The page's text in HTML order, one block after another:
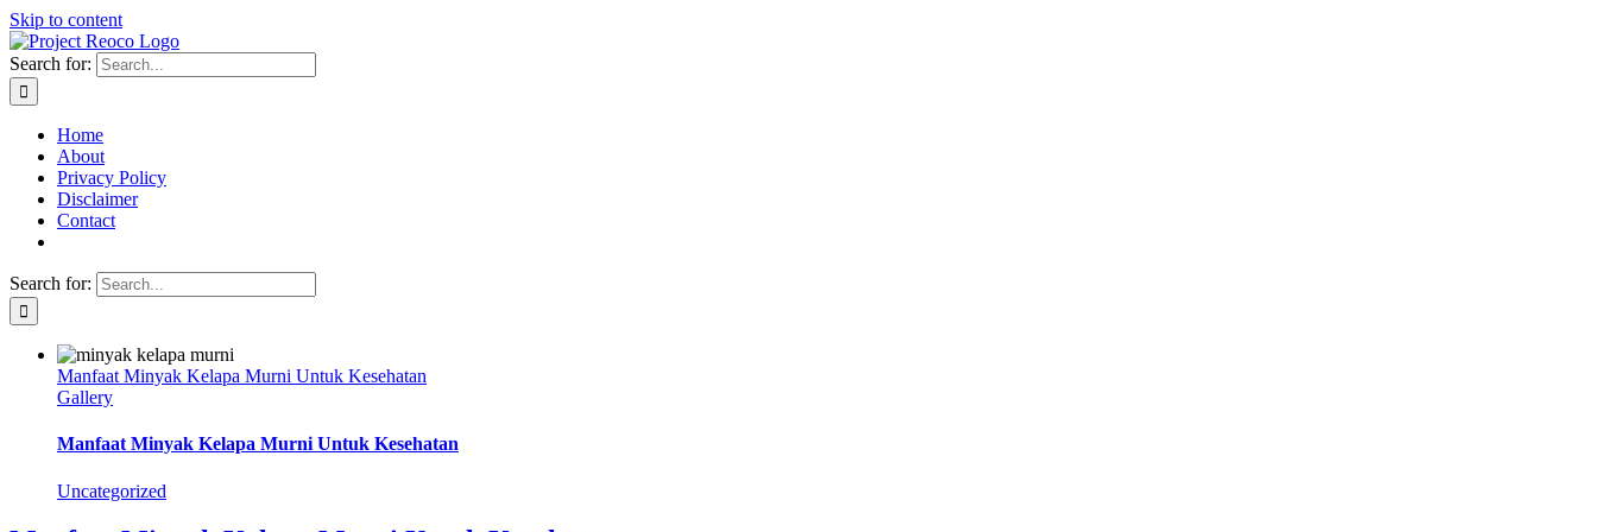
Skip to content
Search for:
Home
About
Privacy Policy
Disclaimer
Contact
Search for:
Manfaat Minyak Kelapa Murni Untuk Kesehatan
Gallery
Manfaat Minyak Kelapa Murni Untuk Kesehatan
Uncategorized